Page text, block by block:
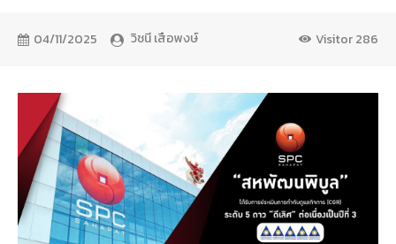
04/11/2025 วิชนี เสือพงษ์ Visitor286